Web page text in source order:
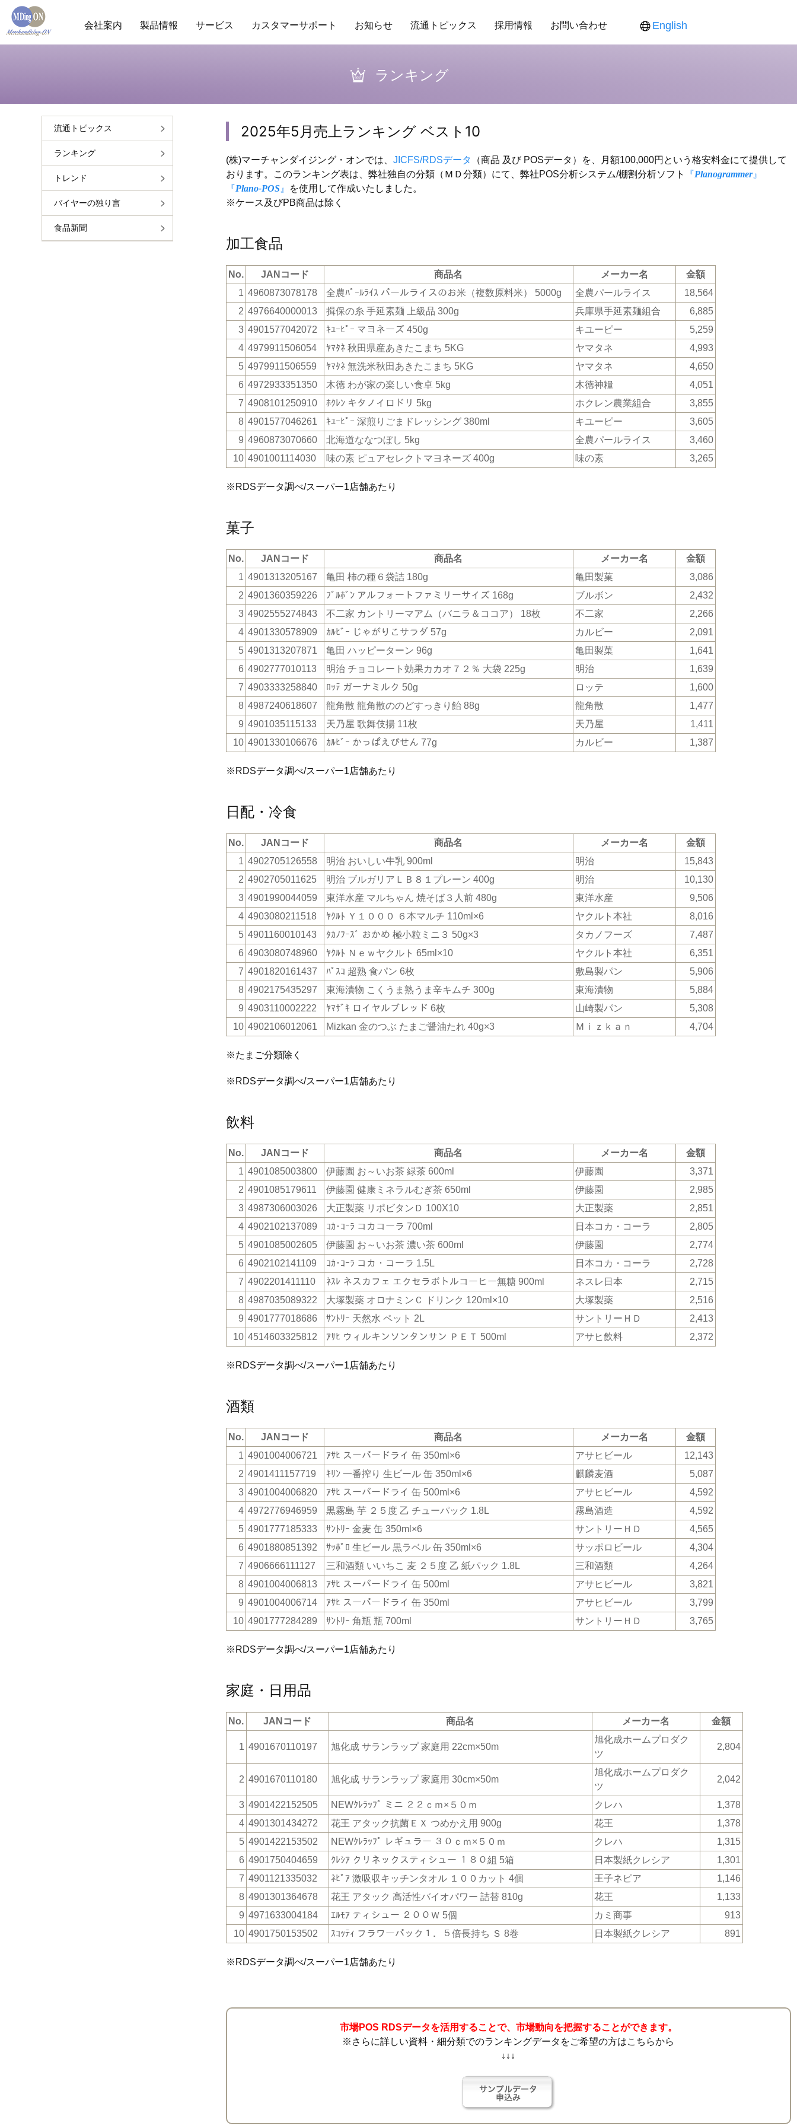
会社案内 製品情報 サービス カスタマーサポート お知らせ 流通トピックス 採用情報 お問い合わせ English
ランキング
流通トピックス
ランキング
トレンド
バイヤーの独り言
食品新聞
2025年5月売上ランキング ベスト10
(株)マーチャンダイジング・オンでは、 JICFS/RDSデータ （商品 及び POSデータ）を、月額100,000円という格安料金にて提供して
おります。このランキング表は、弊社独自の分類（ＭＤ分類）にて、弊社POS分析システム/棚割分析ソフト
『Planogrammer』
『Plano-POS』
を使用して作成いたしました。
※ケース及びPB商品は除く
加工食品
No. JANコード 商品名 メーカー名
金額
1 4960873078178 全農ﾊﾟｰﾙﾗｲｽ パールライスのお米（複数原料米） 5000g 全農パールライス
18,564
2 4976640000013 揖保の糸 手延素麺 上級品 300g 兵庫県手延素麺組合
6,885
3 4901577042072 ｷﾕｰﾋﾟｰ マヨネーズ 450g キユーピー
5,259
4 4979911506054 ﾔﾏﾀﾈ 秋田県産あきたこまち 5KG ヤマタネ
4,993
5 4979911506559 ﾔﾏﾀﾈ 無洗米秋田あきたこまち 5KG ヤマタネ
4,650
6 4972933351350 木徳 わが家の楽しい食卓 5kg 木徳神糧
4,051
7 4908101250910 ﾎｸﾚﾝ キタノイロドリ 5kg ホクレン農業組合
3,855
8 4901577046261 ｷﾕｰﾋﾟｰ 深煎りごまドレッシング 380ml キユーピー
3,605
9 4960873070660 北海道ななつぼし 5kg 全農パールライス
3,460
10 4901001114030 味の素 ピュアセレクトマヨネーズ 400g 味の素 3,265
※RDSデータ調べ/スーパー1店舗あたり
菓子
No. JANコード 商品名 メーカー名
金額
1 4901313205167 亀田 柿の種６袋詰 180g 亀田製菓
3,086
2 4901360359226 ﾌﾞﾙﾎﾞﾝ アルフォートファミリーサイズ 168g ブルボン
2,432
3 4902555274843 不二家 カントリーマアム（バニラ＆ココア） 18枚 不二家
2,266
4 4901330578909 ｶﾙﾋﾞｰ じゃがりこサラダ 57g カルビー
2,091
5 4901313207871 亀田 ハッピーターン 96g 亀田製菓
1,641
6 4902777010113 明治 チョコレート効果カカオ７２％ 大袋 225g 明治
1,639
7 4903333258840 ﾛｯﾃ ガーナミルク 50g ロッテ
1,600
8 4987240618607 龍角散 龍角散ののどすっきり飴 88g 龍角散
1,477
9 4901035115133 天乃屋 歌舞伎揚 11枚 天乃屋
1,411
10 4901330106676 ｶﾙﾋﾞｰ かっぱえびせん 77g カルビー 1,387
※RDSデータ調べ/スーパー1店舗あたり
日配・冷食
No. JANコード 商品名 メーカー名
金額
1 4902705126558 明治 おいしい牛乳 900ml 明治
15,843
2 4902705011625 明治 ブルガリアＬＢ８１プレーン 400g 明治
10,130
3 4901990044059 東洋水産 マルちゃん 焼そば３人前 480g 東洋水産
9,506
4 4903080211518 ﾔｸﾙﾄ Ｙ１０００ ６本マルチ 110ml×6 ヤクルト本社
8,016
5 4901160010143 ﾀｶﾉﾌｰｽﾞ おかめ 極小粒ミニ３ 50g×3 タカノフーズ
7,487
6 4903080748960 ﾔｸﾙﾄ Ｎｅｗヤクルト 65ml×10 ヤクルト本社
6,351
7 4901820161437 ﾊﾟｽｺ 超熟 食パン 6枚 敷島製パン
5,906
8 4902175435297 東海漬物 こくうま熟うま辛キムチ 300g 東海漬物
5,884
9 4903110002222 ﾔﾏｻﾞｷ ロイヤルブレッド 6枚 山崎製パン
5,308
10 4902106012061 Mizkan 金のつぶ たまご醤油たれ 40g×3 Ｍｉｚｋａｎ 4,704
※たまご分類除く
※RDSデータ調べ/スーパー1店舗あたり
飲料
No. JANコード 商品名 メーカー名
金額
1 4901085003800 伊藤園 お～いお茶 緑茶 600ml 伊藤園
3,371
2 4901085179611 伊藤園 健康ミネラルむぎ茶 650ml 伊藤園
2,985
3 4987306003026 大正製薬 リポビタンＤ 100X10 大正製薬
2,851
4 4902102137089 ｺｶ･ｺｰﾗ コカコーラ 700ml 日本コカ・コーラ
2,805
5 4901085002605 伊藤園 お～いお茶 濃い茶 600ml 伊藤園
2,774
6 4902102141109 ｺｶ･ｺｰﾗ コカ・コーラ 1.5L 日本コカ・コーラ
2,728
7 4902201411110 ﾈｽﾚ ネスカフェ エクセラボトルコーヒー無糖 900ml ネスレ日本
2,715
8 4987035089322 大塚製薬 オロナミンＣ ドリンク 120ml×10 大塚製薬
2,516
9 4901777018686 ｻﾝﾄﾘｰ 天然水 ペット 2L サントリーＨＤ
2,413
10 4514603325812 ｱｻﾋ ウィルキンソンタンサン ＰＥＴ 500ml アサヒ飲料 2,372
※RDSデータ調べ/スーパー1店舗あたり
酒類
No. JANコード 商品名 メーカー名
金額
1 4901004006721 ｱｻﾋ スーパードライ 缶 350ml×6 アサヒビール
12,143
2 4901411157719 ｷﾘﾝ 一番搾り 生ビール 缶 350ml×6 麒麟麦酒
5,087
3 4901004006820 ｱｻﾋ スーパードライ 缶 500ml×6 アサヒビール
4,592
4 4972776946959 黒霧島 芋 ２５度 乙 チューパック 1.8L 霧島酒造
4,592
5 4901777185333 ｻﾝﾄﾘｰ 金麦 缶 350ml×6 サントリーＨＤ
4,565
6 4901880851392 ｻｯﾎﾟﾛ 生ビール 黒ラベル 缶 350ml×6 サッポロビール
4,304
7 4906666111127 三和酒類 いいちこ 麦 ２５度 乙 紙パック 1.8L 三和酒類
4,264
8 4901004006813 ｱｻﾋ スーパードライ 缶 500ml アサヒビール
3,821
9 4901004006714 ｱｻﾋ スーパードライ 缶 350ml アサヒビール
3,799
10 4901777284289 ｻﾝﾄﾘｰ 角瓶 瓶 700ml サントリーＨＤ 3,765
※RDSデータ調べ/スーパー1店舗あたり
家庭・日用品
No. JANコード 商品名 メーカー名 金額
1 4901670110197 旭化成 サランラップ 家庭用 22cm×50m
旭化成ホームプロダク
ツ
2,804
2 4901670110180 旭化成 サランラップ 家庭用 30cm×50m
旭化成ホームプロダク
ツ
2,042
3 4901422152505 NEWｸﾚﾗｯﾌﾟ ミニ ２２ｃｍ×５０ｍ クレハ
1,378
4 4901301434272 花王 アタック抗菌ＥＸ つめかえ用 900g 花王
1,378
5 4901422153502 NEWｸﾚﾗｯﾌﾟ レギュラー ３０ｃｍ×５０ｍ クレハ
1,315
6 4901750404659 ｸﾚｼｱ クリネックスティシュー １８０組 5箱 日本製紙クレシア
1,301
7 4901121335032 ﾈﾋﾟｱ 激吸収キッチンタオル １００カット 4個 王子ネピア
1,146
8 4901301364678 花王 アタック 高活性バイオパワー 詰替 810g 花王
1,133
9 4971633004184 ｴﾙﾓｱ ティシュー ２００Ｗ 5個 カミ商事
913
10 4901750153502 ｽｺｯﾃｨ フラワーパック１．５倍長持ち Ｓ 8巻 日本製紙クレシア 891
※RDSデータ調べ/スーパー1店舗あたり
市場POS RDSデータを活用することで、市場動向を把握することができます。
※さらに詳しい資料・細分類でのランキングデータをご希望の方はこちらから
↓↓↓